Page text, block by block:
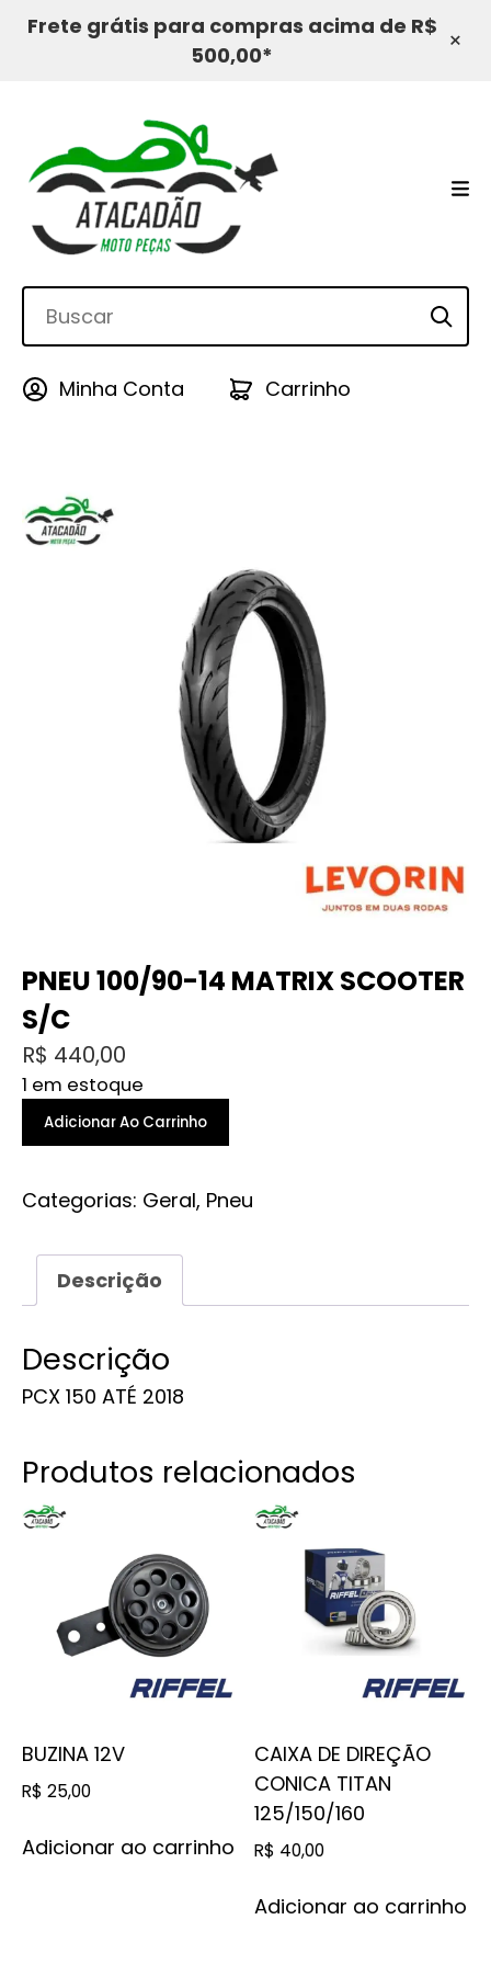
Frete grátis para compras acima de R$
500,00*
×
Minha Conta Carrinho
PNEU 100/90-14 MATRIX SCOOTER
S/C
R$ 440,00
1 em estoque
PNEU
100/90-
MATRIX
S/C
quantidade
Adicionar Ao Carrinho
Categorias: Geral, Pneu
Descrição
Descrição
PCX 150 ATÉ 2018
Produtos relacionados
BUZINA 12V
R$ 25,00
Adicionar ao carrinho
CAIXA DE DIREÇÃO
CONICA TITAN
125/150/160
R$ 40,00
Adicionar ao carrinho